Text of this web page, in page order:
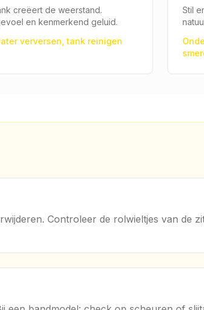
creëert de weerstand.
en kenmerkend geluid.
verversen, tank reinigen
Stil
Controleer de rolwieltjes van de